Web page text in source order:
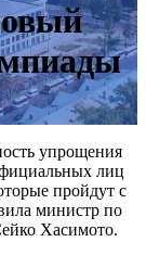
упрощения
лиц
пройдут с
министр по
Хасимото.